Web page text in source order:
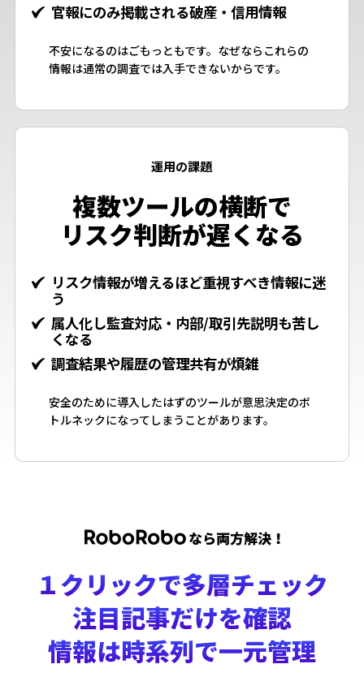
官報にのみ掲載される破産・信用情報
不安になるのはごもっともです。なぜならこれらの
情報は通常の調査では入手できないからです。
運用の課題
複数ツールの横断で
リスク判断が遅くなる
リスク情報が増えるほど重視すべき情報に迷
う
属人化し監査対応・内部/取引先説明も苦し
くなる
調査結果や履歴の管理共有が煩雑
安全のために導入したはずのツールが意思決定のボ
トルネックになってしまうことがあります。
１クリックで多層チェック
注目記事だけを確認
情報は時系列で一元管理